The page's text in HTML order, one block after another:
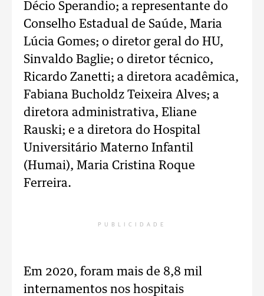
Décio Sperandio; a representante do
Conselho Estadual de Saúde, Maria
Lúcia Gomes; o diretor geral do HU,
Sinvaldo Baglie; o diretor técnico,
Ricardo Zanetti; a diretora acadêmica,
Fabiana Bucholdz Teixeira Alves; a
diretora administrativa, Eliane
Rauski; e a diretora do Hospital
Universitário Materno Infantil
(Humai), Maria Cristina Roque
Ferreira.
PUBLICIDADE
Em 2020, foram mais de 8,8 mil
internamentos nos hospitais